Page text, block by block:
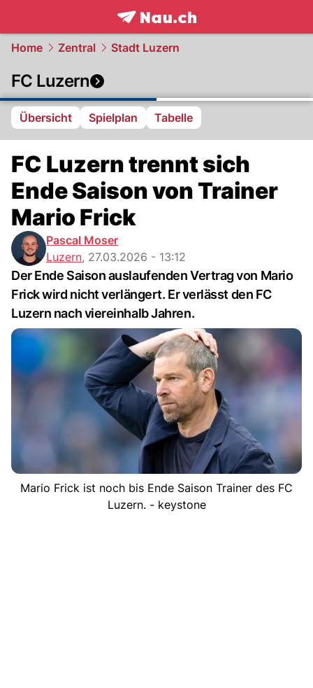
frontpage.NAU.ch
Home Zentral Stadt Luzern
FC Luzern
Übersicht Spielplan Tabelle
FC Luzern trennt sich
Ende Saison von Trainer
Mario Frick
Pascal Moser
Luzern, 27.03.2026 - 13:12
Der Ende Saison auslaufenden Vertrag von Mario
Frick wird nicht verlängert. Er verlässt den FC
Luzern nach viereinhalb Jahren.
Mario Frick ist noch bis Ende Saison Trainer des FC
Luzern. - keystone